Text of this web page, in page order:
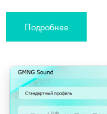
Подробнее